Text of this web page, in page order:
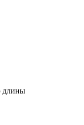
длины